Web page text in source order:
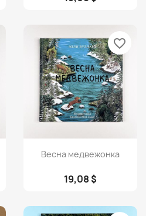
Просмотр
Весна медвежонка
19,08 $
favorite_border